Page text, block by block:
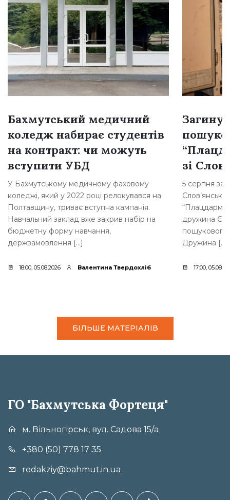
Бахмутський медичний
коледж набирає студентів
на контракт: чи можуть
вступити УБД
У Бахмутському медичному фаховому
коледжі, який у 2022 році релокувався на
Полтавщину, триває вступна кампанія.
Навчальний заклад вже закрив набір на
бюджетну форму навчання,
держзамовлення […]
18:00, 05.08.2026 Валентина Твердохліб
зі
5 серпня
дружина
пошукового
Дружина […]
17:00,
БІЛЬШЕ МАТЕРІАЛІВ
ГО "Бахмутська Фортеця"
м. Вільногірськ, вул. Садова 15/а
+380 (50) 778 17 35
redakziy@bahmut.in.ua